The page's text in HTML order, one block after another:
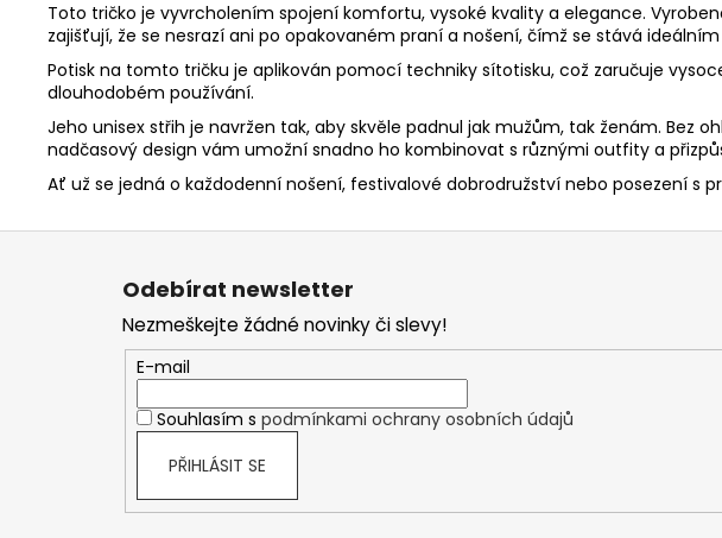
Toto tričko je vyvrcholením spojení komfortu, vysoké kvality a elegance.
zajišťují, že se nesrazí ani po opakovaném praní a nošení, čímž se stává
Potisk na tomto tričku je aplikován pomocí techniky sítotisku, což zaručuje
dlouhodobém používání.
Jeho unisex střih je navržen tak, aby skvěle padnul jak mužům, tak ženám.
nadčasový design vám umožní snadno ho kombinovat s různými outfity a
Ať už se jedná o každodenní nošení, festivalové dobrodružství nebo posezení
Z
Odebírat newsletter
Nezmeškejte žádné novinky či slevy!
E-mail
Souhlasím s podmínkami ochrany osobních údajů
PŘIHLÁSIT SE